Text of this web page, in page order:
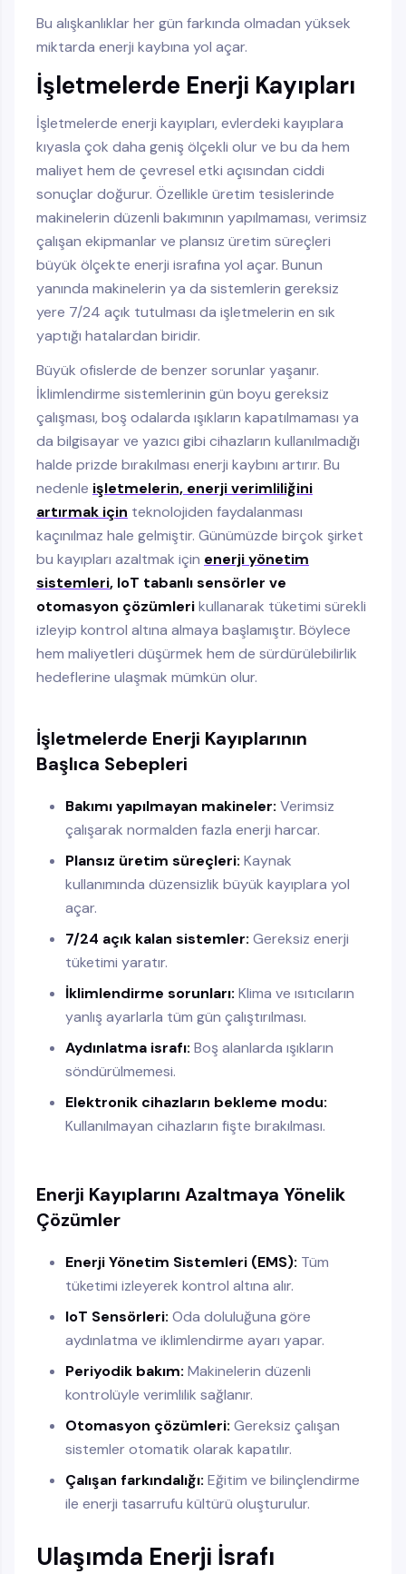
Bu alışkanlıklar her gün farkında olmadan yüksek
miktarda enerji kaybına yol açar.
İşletmelerde Enerji Kayıpları
İşletmelerde enerji kayıpları, evlerdeki kayıplara
kıyasla çok daha geniş ölçekli olur ve bu da hem
maliyet hem de çevresel etki açısından ciddi
sonuçlar doğurur. Özellikle üretim tesislerinde
makinelerin düzenli bakımının yapılmaması, verimsiz
çalışan ekipmanlar ve plansız üretim süreçleri
büyük ölçekte enerji israfına yol açar. Bunun
yanında makinelerin ya da sistemlerin gereksiz
yere 7/24 açık tutulması da işletmelerin en sık
yaptığı hatalardan biridir.
Büyük ofislerde de benzer sorunlar yaşanır.
İklimlendirme sistemlerinin gün boyu gereksiz
çalışması, boş odalarda ışıkların kapatılmaması ya
da bilgisayar ve yazıcı gibi cihazların kullanılmadığı
halde prizde bırakılması enerji kaybını artırır. Bu
nedenle işletmelerin, enerji verimliliğini
artırmak için teknolojiden faydalanması
kaçınılmaz hale gelmiştir. Günümüzde birçok şirket
bu kayıpları azaltmak için enerji yönetim
sistemleri, IoT tabanlı sensörler ve
otomasyon çözümlerikullanarak tüketimi sürekli
izleyip kontrol altına almaya başlamıştır. Böylece
hem maliyetleri düşürmek hem de sürdürülebilirlik
hedeflerine ulaşmak mümkün olur.
İşletmelerde Enerji Kayıplarının
Başlıca Sebepleri
Bakımı yapılmayan makineler: Verimsiz
çalışarak normalden fazla enerji harcar.
Plansız üretim süreçleri: Kaynak
kullanımında düzensizlik büyük kayıplara yol
açar.
7/24 açık kalan sistemler: Gereksiz enerji
tüketimi yaratır.
İklimlendirme sorunları: Klima ve ısıtıcıların
yanlış ayarlarla tüm gün çalıştırılması.
Aydınlatma israfı: Boş alanlarda ışıkların
söndürülmemesi.
Elektronik cihazların bekleme modu:
Kullanılmayan cihazların fişte bırakılması.
Enerji Kayıplarını Azaltmaya Yönelik
Çözümler
Enerji Yönetim Sistemleri (EMS): Tüm
tüketimi izleyerek kontrol altına alır.
IoT Sensörleri: Oda doluluğuna göre
aydınlatma ve iklimlendirme ayarı yapar.
Periyodik bakım: Makinelerin düzenli
kontrolüyle verimlilik sağlanır.
Otomasyon çözümleri: Gereksiz çalışan
sistemler otomatik olarak kapatılır.
Çalışan farkındalığı: Eğitim ve bilinçlendirme
ile enerji tasarrufu kültürü oluşturulur.
Ulaşımda Enerji İsrafı